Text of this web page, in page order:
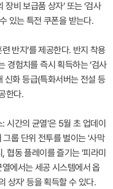
장비 보급품 상자’ 또는 ‘검사
있는 특전 쿠폰을 받는다.
반지’를 제공한다. 반지 착용
경험치를 즉시 획득하는 ‘검사
신화 등급(특화서버는 전설 등
한다.
시간의 균열'은 5월 초 업데이
룹 단위 전투를 벌이는 '사막
협동 플레이를 즐기는 '피라미
에서는 세공 시스템에서 옵
상자' 등을 획득할 수 있다.